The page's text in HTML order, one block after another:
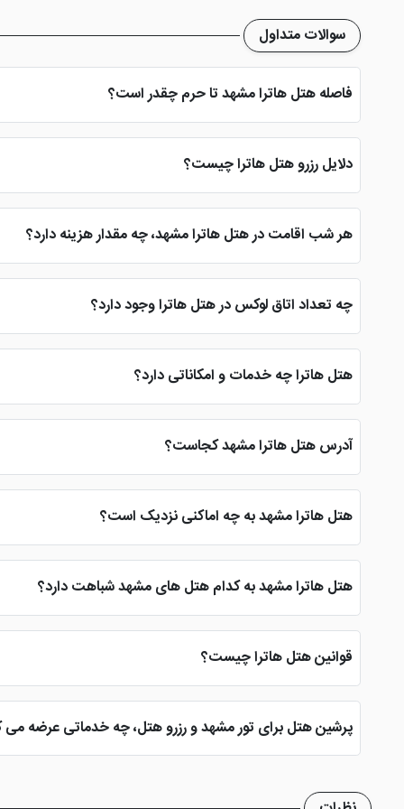
سوالات متداول
فاصله هتل هاترا مشهد تا حرم چقدر است؟
فاصله هتل هاترا مشهد تا حرم مطهر حدود 10 دقیقه پیاده روی می باشد که این امر برای زائران
دلایل رزرو هتل هاترا چیست؟
یکی از دلایل رزرو هتل هاترا مشهد توسط زائران نزدیکی به حرم
هر شب اقامت در هتل هاترا مشهد، چه مقدار هزینه دارد؟
چه تعداد اتاق لوکس در هتل هاترا وجود دارد؟
هتل هاترا دارای 45 باب واحد اقامتی می باشد که این اتاق ها معمولی بوده و شامل سوئیت های لوکس نمی شود. متاسفانه این
هتل هاترا چه خدمات و امکاناتی دارد؟
هتل هاترا شهر بهشت دارای امکانات و خدماتی مطلوب می باشد
آدرس هتل هاترا مشهد کجاست؟
هتل هاترا در خیابان امام رضا، دانش غربی، نبش سرشور 37 قرار گرفته است و همین موقعیت مکانی خوب سبب شده تا این هتل مشهد مورد توجه باشد.
هتل هاترا مشهد به چه اماکنی نزدیک است؟
هتل 3 ستاره هاترا علاوه بر نزدیکی به حرم مطهر به اماکن دیگری همچون حمام مهدی قلی بیگ، بازار فرش فروش ها، بازار ساعت، بازار رضا و ... نزدیک می باشد.
هتل هاترا مشهد به کدام هتل های مشهد شباهت دارد؟
اگر قصد رزرو هتل هاترا را دارید هر چه زودتر و در اولین فرصت
قرار دهید.
قوانین هتل هاترا چیست؟
هتل زیبای هاترا در شهر بهشت قوانین خاصی ندارد اما تمامی
اقامت تا 72 ساعت قبل ورود را از هزینه پرداختی مسافر کسر کند و مابقی وجه را بازگرداند.
پرشین هتل برای تور مشهد و رزرو هتل، چه خدماتی عرضه می